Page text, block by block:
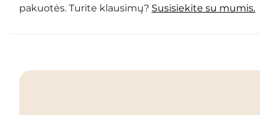
pakuotės. Turite klausimų? Susisiekite su mumis.